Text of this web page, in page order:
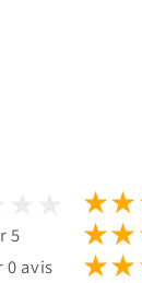
5
0 avis